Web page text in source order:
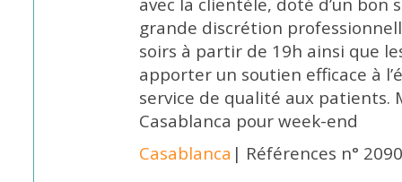
grande discrétion
soirs à partir de 19h ainsi que
apporter un soutien efficace à
service de qualité aux patients.
Casablanca pour week-end
Casablanca | Références n°